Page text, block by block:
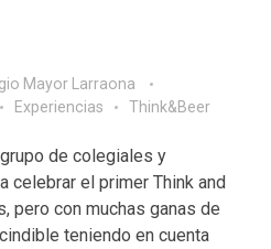
Mayor Larraona
Experiencias Think&Beer
de colegiales y
celebrar el primer Think and
pero con muchas ganas de
teniendo en cuenta